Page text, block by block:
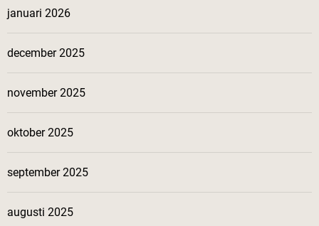
januari 2026
december 2025
november 2025
oktober 2025
september 2025
augusti 2025